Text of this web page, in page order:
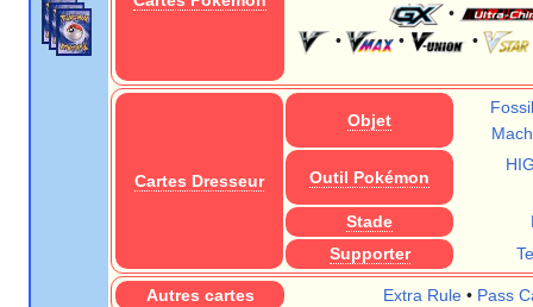
•
•
• •
Cartes Dresseur
Objet
Outil Pokémon
Stade
Supporter
Autres cartes Extra Rule• Pass